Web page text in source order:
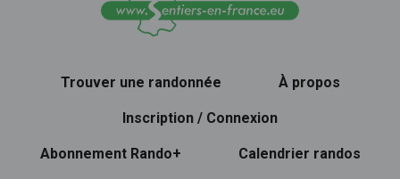
Trouver une randonnée À propos
Inscription / Connexion
Abonnement Rando+ Calendrier randos